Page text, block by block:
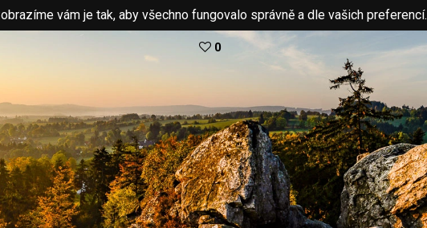
vám je tak, aby všechno fungovalo správně a dle vašich preferencí.
0